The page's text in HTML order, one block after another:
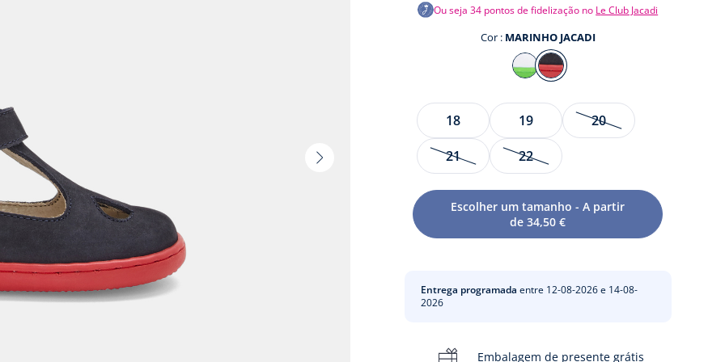
Vista
Ou seja34 pontos de fidelização no Le Club Jacadi
Cor : MARINHO JACADI
Cor
BRANCO
JACADI
MARINHO
JACADI
Tamanho
18 19
20
21
22
Escolher um tamanho - A partir
de 34,50 €
Entrega programada entre 12-08-2026 e 14-08-
2026
Embalagem de presente grátis